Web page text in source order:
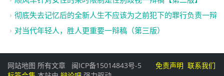
彻底失去记忆后的全新人生不应该为之前犯下的罪行负责一辩
对当代年轻人，胜人更重要一辩稿（第三版）
网站地图 所有文章 闽ICP备15014843号-5 免责声明 联系我们